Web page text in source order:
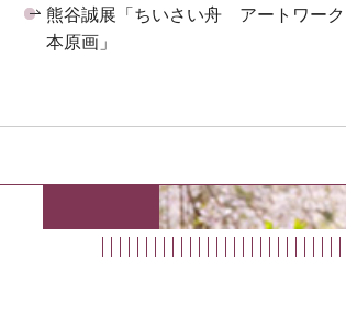
熊谷誠展「ちいさい舟 アートワー
本原画」